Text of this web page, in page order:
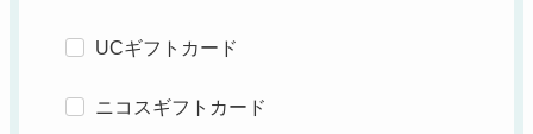
UCギフトカード
ニコスギフトカード